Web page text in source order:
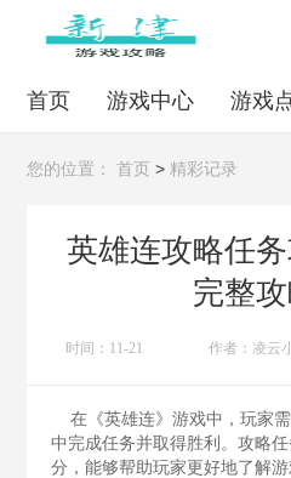
首页 游戏中心 游戏
您的位置： 首页 > 精彩记录
英雄连攻略任
完整攻
时间：11-21 作者：凌云
在《英雄连》游戏中，玩家
中完成任务并取得胜利。攻略
分，能够帮助玩家更好地了解